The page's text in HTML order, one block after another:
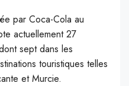
par Coca-Cola au
actuellement 27
sept dans les
touristiques telles
et Murcie.